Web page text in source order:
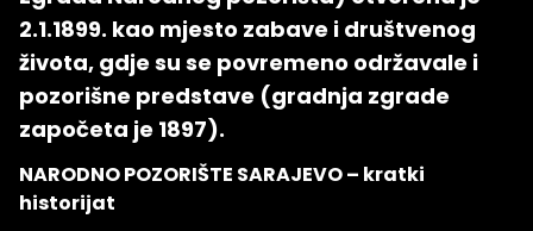
2.1.1899. kao mjesto zabave i društvenog
života, gdje su se povremeno održavale i
pozorišne predstave (gradnja zgrade
započeta je 1897).
NARODNO POZORIŠTE SARAJEVO – kratki
historijat